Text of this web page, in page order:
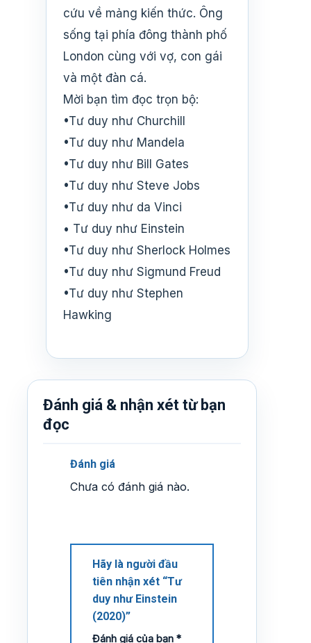
cứu về mảng kiến thức. Ông
sống tại phía đông thành phố
London cùng với vợ, con gái
và một đàn cá.
Mời bạn tìm đọc trọn bộ:
•Tư duy như Churchill
•Tư duy như Mandela
•Tư duy như Bill Gates
•Tư duy như Steve Jobs
•Tư duy như da Vinci
• Tư duy như Einstein
•Tư duy như Sherlock Holmes
•Tư duy như Sigmund Freud
•Tư duy như Stephen
Hawking
Đánh giá & nhận xét từ bạn
đọc
Đánh giá
Chưa có đánh giá nào.
Hãy là người đầu
tiên nhận xét “Tư
duy như Einstein
(2020)”
Đánh giá của bạn *